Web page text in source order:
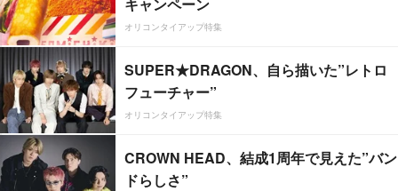
オリコンタイアップ特集
SUPER★DRAGON、自ら描いた”レトロ
フューチャー”
オリコンタイアップ特集
CROWN HEAD、結成1周年で見えた”バン
ドらしさ”